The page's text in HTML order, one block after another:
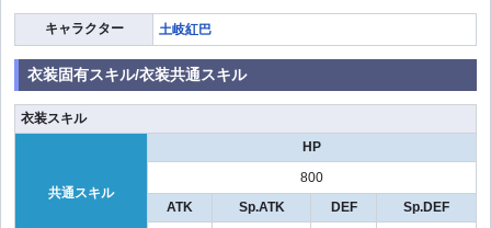
キャラクター 土岐紅巴
衣装固有スキル/衣装共通スキル
衣装スキル
共通スキル
HP
800
ATK
Sp.ATK DEF
Sp.DEF